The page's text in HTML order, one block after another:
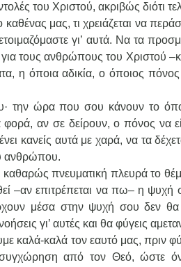
του Χριστού, ακριβώς διότι
μας, τι χρειάζεται να
γι’ αυτά. Να τα
τους ανθρώπους του Χριστού
η όποια αδικία, ο όποιος
την ώρα που σου κάνουν το
αν σε δείρουν, ο πόνος να
κανείς αυτά με χαρά, να τα
ανθρώπου.
καθαρώς πνευματική πλευρά το
–αν επιτρέπεται να πω– η ψυχή
μέσα στην ψυχή σου δεν θα
γι’ αυτές και θα φύγεις
καλά-καλά τον εαυτό μας, πριν
συγχώρηση από τον Θεό, ώστε